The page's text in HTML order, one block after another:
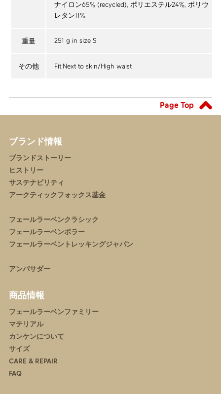
ナイロン65% (recycled), ポリエステル24%, ポリウ
レタン11%
重量 251 g in size S
その他 Fit:Next to skin/High waist
Page Top
ブランド情報
ブランドストーリー
ヒストリー
サステナビリティ
アークティックフォックス基金
フェールラーベンクラシック
フェールラーベンポラー
フェールラーベントレッキングジャパン
アンバサダー
商品情報
フェールラーベンファミリー
マテリアル
カンケンについて
サイズ
CARE & REPAIR
FAQ